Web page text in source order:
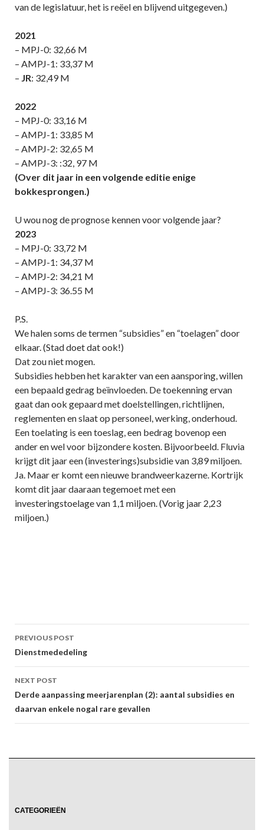
van de legislatuur, het is reëel en blijvend uitgegeven.)
2021
– MPJ-0: 32,66 M
– AMPJ-1: 33,37 M
– JR: 32,49 M
2022
– MPJ-0: 33,16 M
– AMPJ-1: 33,85 M
– AMPJ-2: 32,65 M
– AMPJ-3: :32, 97 M
(Over dit jaar in een volgende editie enige
bokkesprongen.)
U wou nog de prognose kennen voor volgende jaar?
2023
– MPJ-0: 33,72 M
– AMPJ-1: 34,37 M
– AMPJ-2: 34,21 M
– AMPJ-3: 36.55 M
P.S.
We halen soms de termen “subsidies” en “toelagen” door
elkaar. (Stad doet dat ook!)
Dat zou niet mogen.
Subsidies hebben het karakter van een aansporing, willen
een bepaald gedrag beïnvloeden. De toekenning ervan
gaat dan ook gepaard met doelstellingen, richtlijnen,
reglementen en slaat op personeel, werking, onderhoud.
Een toelating is een toeslag, een bedrag bovenop een
ander en wel voor bijzondere kosten. Bijvoorbeeld. Fluvia
krijgt dit jaar een (investerings)subsidie van 3,89 miljoen.
Ja. Maar er komt een nieuwe brandweerkazerne. Kortrijk
komt dit jaar daaraan tegemoet met een
investeringstoelage van 1,1 miljoen. (Vorig jaar 2,23
miljoen.)
Post
navigation
PREVIOUS POST
Dienstmededeling
NEXT POST
Derde aanpassing meerjarenplan (2): aantal subsidies en
daarvan enkele nogal rare gevallen
CATEGORIEËN